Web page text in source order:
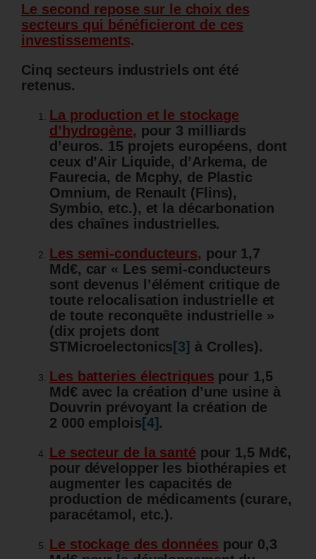
Le second repose sur le choix des
secteurs qui bénéficieront de ces
investissements.
Cinq secteurs industriels ont été
retenus.
La production et le stockage
d’hydrogène, pour 3 milliards
d’euros. 15 projets européens, dont
ceux d’Air Liquide, d’Arkema, de
Faurecia, de Mcphy, de Plastic
Omnium, de Renault (Flins),
Symbio, etc.), et la décarbonation
des chaînes industrielles.
Les semi-conducteurs, pour 1,7
Md€, car « Les semi-conducteurs
sont devenus l’élément critique de
toute relocalisation industrielle et
de toute reconquête industrielle »
(dix projets dont
STMicroelectonics [3] à Crolles).
Les batteries électriques pour 1,5
Md€ avec la création d’une usine à
Douvrin prévoyant la création de
2 000 emplois [4].
Le secteur de la santé pour 1,5 Md€,
pour développer les biothérapies et
augmenter les capacités de
production de médicaments (curare,
paracétamol, etc.).
Le stockage des données pour 0,3